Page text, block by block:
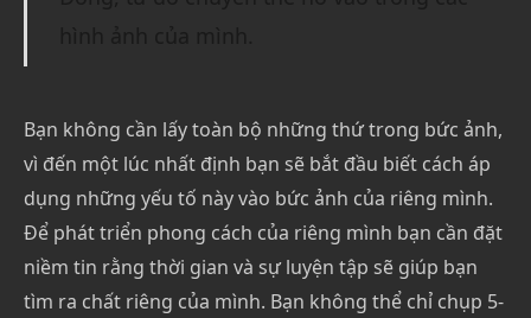
Bạn không cần lấy toàn bộ những thứ trong bức ảnh,
vì đến một lúc nhất định bạn sẽ bắt đầu biết cách áp
dụng những yếu tố này vào bức ảnh của riêng mình.
Để phát triển phong cách của riêng mình bạn cần đặt
niềm tin rằng thời gian và sự luyện tập sẽ giúp bạn
tìm ra chất riêng của mình. Bạn không thể chỉ chụp 5-